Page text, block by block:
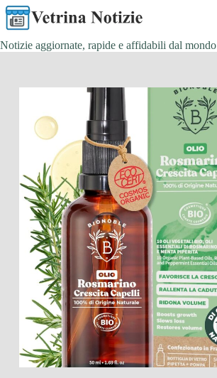
Salta
al
contenuto
Notizie aggiornate, rapide e affidabili dal mondo